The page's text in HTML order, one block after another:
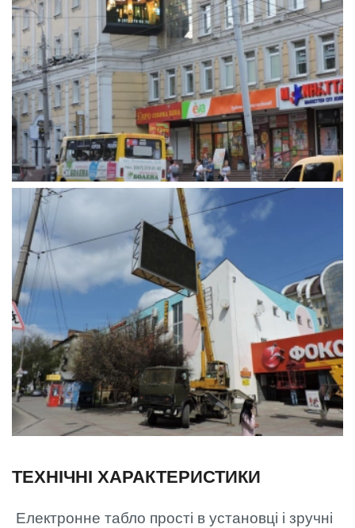
ТЕХНІЧНІ ХАРАКТЕРИСТИКИ
Електронне табло прості в установці і зручні